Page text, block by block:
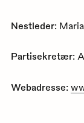
Nestleder:
Partisekretær:
Webadresse: